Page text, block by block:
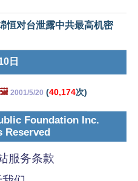
恒对台泄露中共最高机密
日
2001/5/20 (40,174次)
Foundation Inc.
Reserved
服务条款